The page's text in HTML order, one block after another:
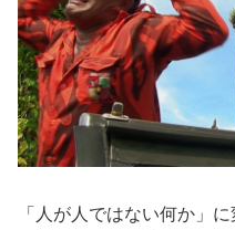
「人が人ではない何か」